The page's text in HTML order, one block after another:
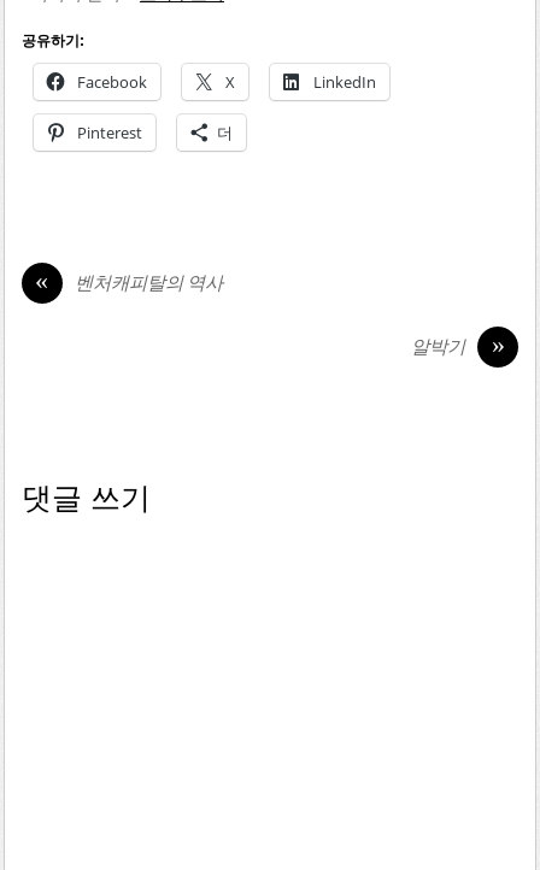
공유하기:
Facebook X LinkedIn
Pinterest 더
« 벤처캐피탈의 역사
»
알박기
댓글 쓰기